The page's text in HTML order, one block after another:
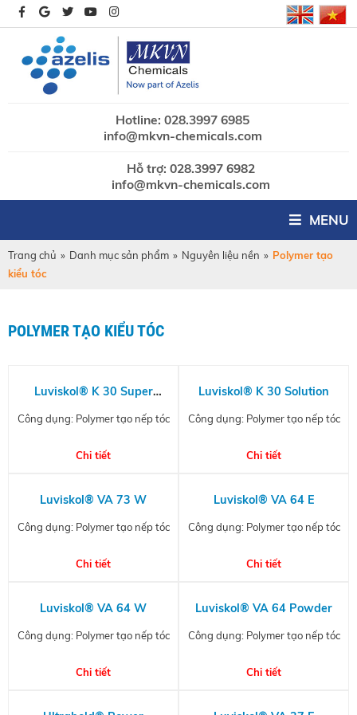
Hotline: 028.3997 6985
info@mkvn-chemicals.com
Hỗ trợ: 028.3997 6982
info@mkvn-chemicals.com
MENU
Trang chủ » Danh mục sản phẩm » Nguyên liệu nền » Polymer tạo
kiểu tóc
POLYMER TẠO KIỂU TÓC
Luviskol® K 30 Super
Powder
Công dụng: Polymer tạo nếp tóc
Chi tiết
Luviskol® K 30 Solution
Công dụng: Polymer tạo nếp tóc
Chi tiết
Luviskol® VA 73 W
Công dụng: Polymer tạo nếp tóc
Chi tiết
Luviskol® VA 64 E
Công dụng: Polymer tạo nếp tóc
Chi tiết
Luviskol® VA 64 W
Công dụng: Polymer tạo nếp tóc
Chi tiết
Luviskol® VA 64 Powder
Công dụng: Polymer tạo nếp tóc
Chi tiết